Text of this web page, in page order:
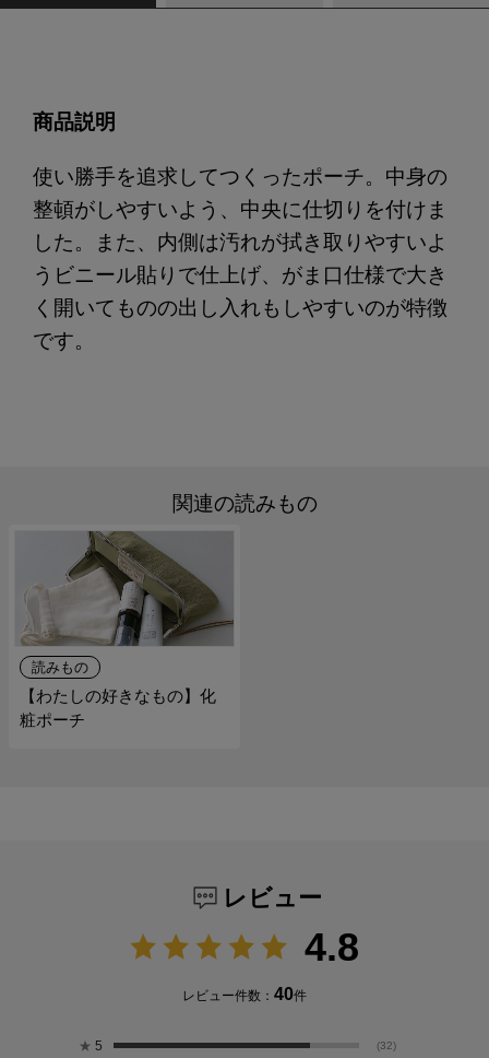
商品説明
使い勝手を追求してつくったポーチ。中身の
整頓がしやすいよう、中央に仕切りを付けま
した。また、内側は汚れが拭き取りやすいよ
うビニール貼りで仕上げ、がま口仕様で大き
く開いてものの出し入れもしやすいのが特徴
です。
関連の読みもの
読みもの
【わたしの好きなもの】化
粧ポーチ
レビュー
4.8
レビュー件数： 40件
★ 5 (32)